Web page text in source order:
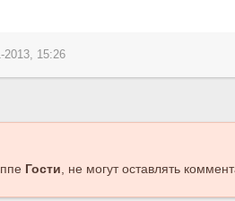
2013, 15:26
Гости, не могут оставлять